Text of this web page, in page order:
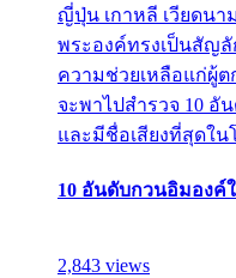
ญี่ปุ่น เกาหลี เวียดนา
พระองค์ทรงเป็นสัญ
ความช่วยเหลือแก่ผู้ต
จะพาไปสำรวจ 10
และมีชื่อเสียงที่สุดใ
10 อันดับกวนอิมองค์
2,843 views